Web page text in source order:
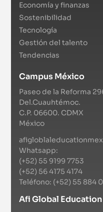
Economía y finanzas
Sostenibilidad
Tecnología
Gestión del talento
Tendencias
Campus México
Paseo de la Reforma
Del.Cuauhtémoc.
C.P. 06600. CDMX
México
Whatsapp:
(+52) 55 9199 7753
(+52) 56 4175 4174
Teléfono: (+52) 55 884
Afi Global Education